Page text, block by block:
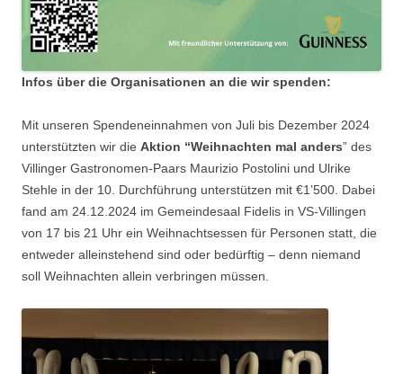
Infos über die Organisationen an die wir spenden:
Mit unseren Spendeneinnahmen von Juli bis Dezember 2024
unterstützten wir die Aktion “Weihnachten mal anders” des
Villinger Gastronomen-Paars Maurizio Postolini und Ulrike
Stehle in der 10. Durchführung unterstützen mit €1’500. Dabei
fand am 24.12.2024 im Gemeindesaal Fidelis in VS-Villingen
von 17 bis 21 Uhr ein Weihnachtsessen für Personen statt, die
entweder alleinstehend sind oder bedürftig – denn niemand
soll Weihnachten allein verbringen müssen.